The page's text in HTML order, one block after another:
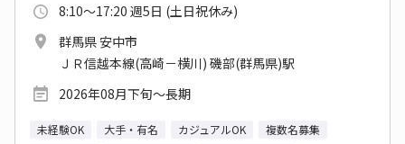
8:10～17:20 週5日 (土日祝休み)
群馬県 安中市
ＪＲ信越本線(高崎－横川) 磯部(群馬県)駅
2026年08月下旬～長期
未経験OK 大手・有名 カジュアルOK
複数名募集